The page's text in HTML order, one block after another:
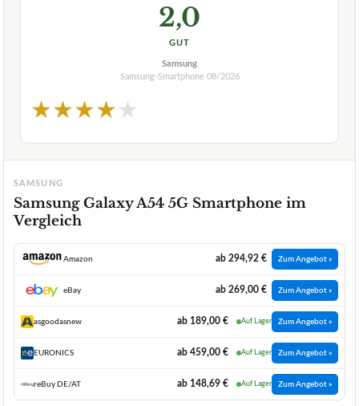
2,0
GUT
Samsung
Samsung-Smartphone 08/2026
★★★★★
SAMSUNG
Samsung Galaxy A54 5G Smartphone im
Vergleich
Amazon ab 294,92 € Zum Angebot »
eBay ab 269,00 € Zum Angebot »
asgoodasnew ab 189,00 € Auf Lager Zum Angebot »
EURONICS ab 459,00 € Auf Lager Zum Angebot »
reBuy DE/AT ab 148,69 € Auf Lager Zum Angebot »